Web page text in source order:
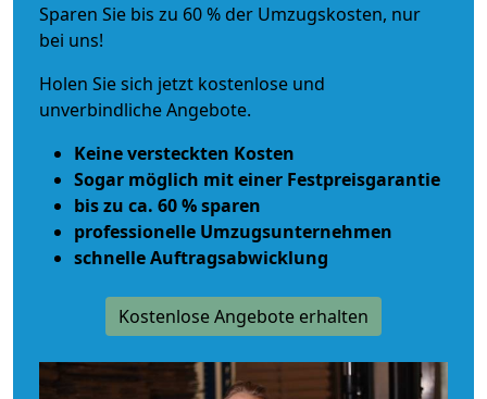
Sparen Sie bis zu 60 % der Umzugskosten, nur
bei uns!
Holen Sie sich jetzt kostenlose und
unverbindliche Angebote.
Keine versteckten Kosten
Sogar möglich mit einer Festpreisgarantie
bis zu ca. 60 % sparen
professionelle Umzugsunternehmen
schnelle Auftragsabwicklung
Kostenlose Angebote erhalten